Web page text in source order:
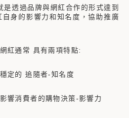
透過品牌與網紅合作的形式達到
身的影響力和知名度，協助推廣
紅通常 具有兩項特點:
定的 追隨者-知名度
響消費者的購物決策-影響力